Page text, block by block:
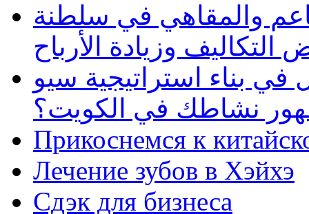
والمقاهي في سلطنة
وزيادة الأرباح
بناء استراتيجية سيو
نشاطك في الكويت؟
Прикоснемся к
Лечение зубов в Хэйхэ
Сдэк для бизнеса